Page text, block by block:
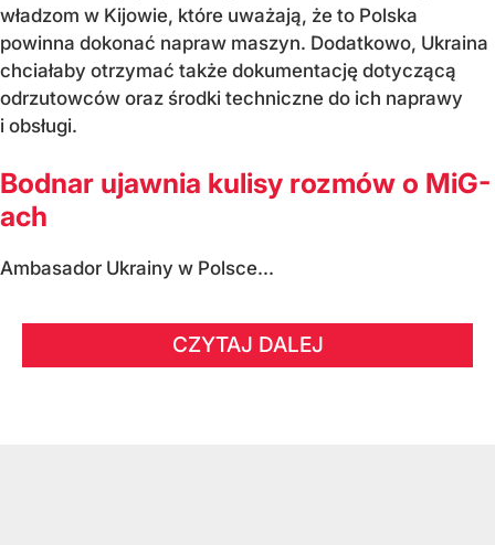
władzom w Kijowie, które uważają, że to Polska
powinna dokonać napraw maszyn. Dodatkowo, Ukraina
chciałaby otrzymać także dokumentację dotyczącą
odrzutowców oraz środki techniczne do ich naprawy
i obsługi.
Bodnar ujawnia kulisy rozmów o MiG-
ach
Ambasador Ukrainy w Polsce...
CZYTAJ DALEJ